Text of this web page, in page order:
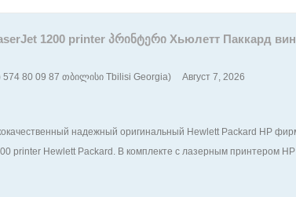
1200 printer პრინტერი Хьюлетт Паккард
574 80 09 87 თბილისი Tbilisi Georgia) Август 7, 2026
надежный оригинальный Hewlett Packard HP
printer Hewlett Packard. В комплекте с лазерным принтером